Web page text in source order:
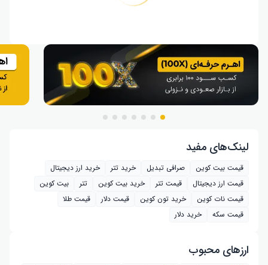
لینک‌های مفید
قیمت بیت کوین صرافی تبدیل خرید تتر
خرید ارز دیجیتال
قیمت ارز دیجیتال
قیمت تتر خرید بیت‌ کوین تتر
بیت کوین
قیمت نات کوین
خرید تون کوین قیمت دلار
قیمت طلا
قیمت سکه
خرید دلار
ارز‌های محبوب